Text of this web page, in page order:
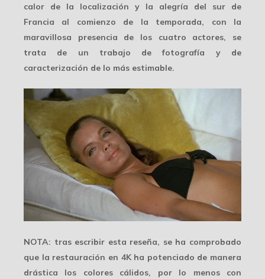
calor de la localización y la alegría del sur de
Francia al comienzo de la temporada, con la
maravillosa presencia de los cuatro actores, se
trata de un trabajo de fotografía y de
caracterización de lo más estimable.
NOTA: tras escribir esta reseña, se ha comprobado
que la restauración en 4K ha potenciado de manera
drástica los colores cálidos, por lo menos con